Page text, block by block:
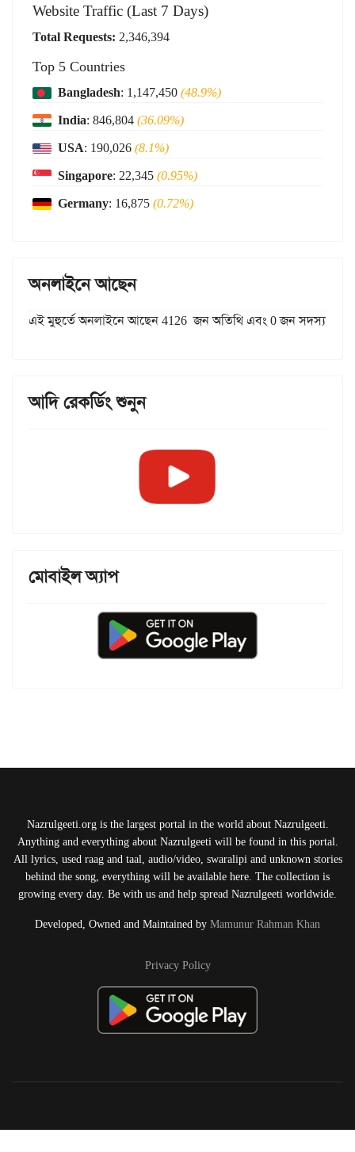
Website Traffic (Last 7 Days)
Total Requests: 2,346,394
Top 5 Countries
Bangladesh: 1,147,450(48.9%)
India: 846,804(36.09%)
USA: 190,026(8.1%)
Singapore: 22,345(0.95%)
Germany: 16,875(0.72%)
অনলাইনে আছেন
এই মুহুর্তে অনলাইনে আছেন 4126 জন অতিথি এবং 0 জন সদস্য
আদি রেকর্ডিং শুনুন
মোবাইল অ্যাপ
Nazrulgeeti.org is the largest portal in the world about Nazrulgeeti.
Anything and everything about Nazrulgeeti will be found in this portal.
All lyrics, used raag and taal, audio/video, swaralipi and unknown stories
behind the song, everything will be available here. The collection is
growing every day. Be with us and help spread Nazrulgeeti worldwide.
Developed, Owned and Maintained by Mamunur Rahman Khan
Privacy Policy